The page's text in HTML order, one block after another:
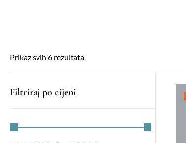
Prikaz svih 6 rezultata
Filtriraj po cijeni